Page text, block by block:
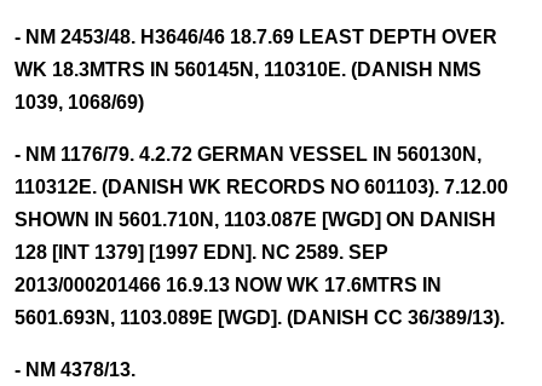
- NM 2453/48. H3646/46 18.7.69 LEAST DEPTH OVER
WK 18.3MTRS IN 560145N, 110310E. (DANISH NMS
1039, 1068/69)
- NM 1176/79. 4.2.72 GERMAN VESSEL IN 560130N,
110312E. (DANISH WK RECORDS NO 601103). 7.12.00
SHOWN IN 5601.710N, 1103.087E [WGD] ON DANISH
128 [INT 1379] [1997 EDN]. NC 2589. SEP
2013/000201466 16.9.13 NOW WK 17.6MTRS IN
5601.693N, 1103.089E [WGD]. (DANISH CC 36/389/13).
- NM 4378/13.